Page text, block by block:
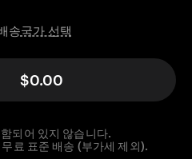
송국가 선택
$0.00
되어 있지 않습니다.
료 표준 배송 (부가세 제외).